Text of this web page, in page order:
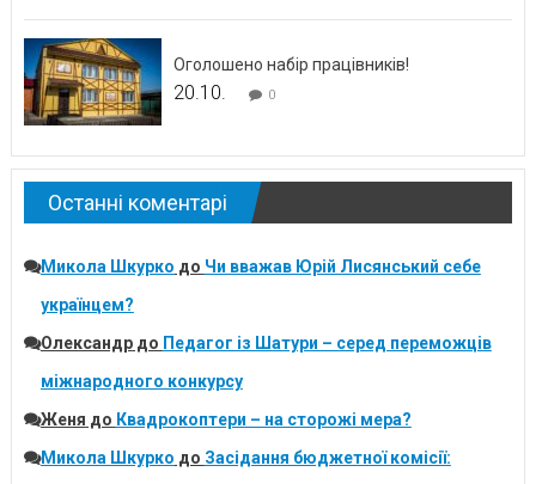
Оголошено набір працівників!
20.10. 0
Останні коментарі
Микола Шкурко до Чи вважав Юрій Лисянський себе
українцем?
Олександрдо Педагог із Шатури – серед переможців
міжнародного конкурсу
Женя до Квадрокоптери – на сторожі мера?
Микола Шкурко до Засідання бюджетної комісії: